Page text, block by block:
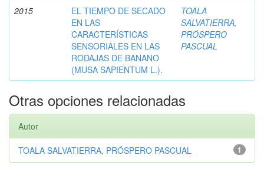
2015
EL TIEMPO DE SECADO
EN LAS
CARACTERÍSTICAS
SENSORIALES EN LAS
RODAJAS DE BANANO
(MUSA SAPIENTUM L.).
TOALA
SALVATIERRA,
PRÓSPERO
PASCUAL
Otras opciones relacionadas
Autor
1
TOALA SALVATIERRA, PRÓSPERO PASCUAL